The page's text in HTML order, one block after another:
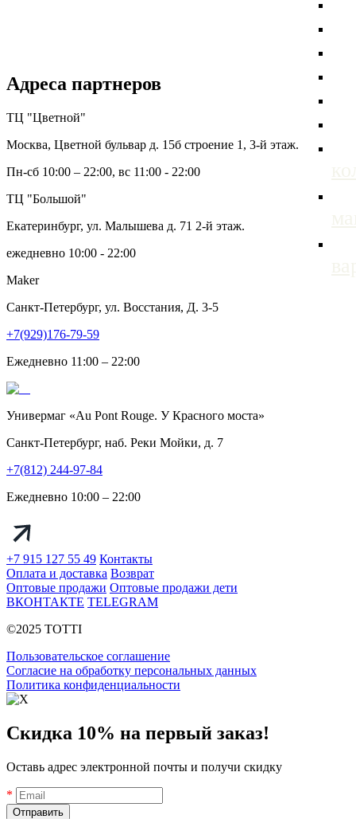
Адреса партнеров
ТЦ "Цветной"
Москва, Цветной бульвар д. 15б строение 1, 3-й этаж.
Пн-сб 10:00 – 22:00, вс 11:00 - 22:00
ТЦ "Большой"
Екатеринбург, ул. Малышева д. 71 2-й этаж.
ежедневно 10:00 - 22:00
Maker
Санкт-Петербург, ул. Восстания, Д. 3-5
+7(929)176-79-59
Ежедневно 11:00 – 22:00
Универмаг «Au Pont Rouge. У Красного моста»
Санкт-Петербург, наб. Реки Мойки, д. 7
+7(812) 244-97-84
Ежедневно 10:00 – 22:00
+7 915 127 55 49 Контакты
Оплата и доставка Возврат
Оптовые продажи Оптовые продажи дети
ВКОНТАКТЕ TELEGRAM
©2025 TOTTI
Пользовательское соглашение
Согласие на обработку персональных данных
Политика конфиденциальности
Скидка 10% на первый заказ!
Оставь адрес электронной почты и получи скидку
*